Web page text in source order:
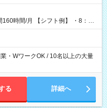
ト例】 ・8：00
・WワークOK / 10名以上の大量
る 詳細へ